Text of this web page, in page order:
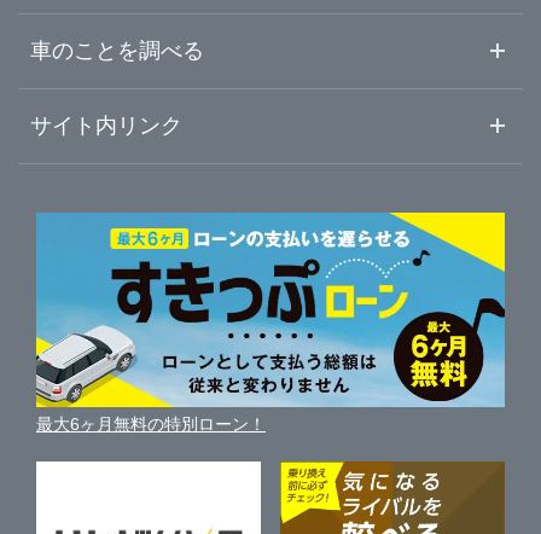
ガリバー周南店
県央
県西県北
徳島県
香川県
愛媛県
初めての中古車購入ガイド
中古車人気ランキング
自動車ローンを調べる
ガリバーの自動車ローン
車買い替えの基礎知識
近くのお店で車を探す
車査定・車買取ならガリバー
ガリバーの査定が選ばれる理由
車を売る時よくある質問
便利な査定サービス
中古車買取相場（毎月更新）
車の個人売買ガイド
車のことを調べる
車初心者まとめ
新車・中古車カタログ
車の燃費を調べる
車種別クチコミ
車比較サイト
サイト内リンク
サイトマップ
サイトの使用条件
利用規約
保険代理店業務に関する基本方針
最大6ヶ月無料の特別ローン！